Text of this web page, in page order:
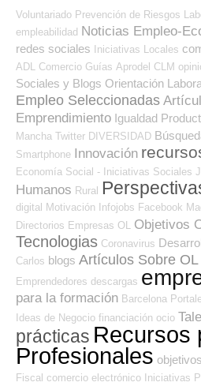
Voluntariado Prevención de Riesgos
empleabilidad Noticias Empleo-
redes sociales Iniciativas Locales
ADL Comercio Guías Aprodel CLM
Sociales y Blogs Orientación
Empleo Seleccionadas
Emprendimiento Igualdad
Mancha Twitter DIVERSIDAD
Smartphone Innovación
Economía Social - Iniciativas Sociales
Humanos Rural
digital Motivación Infojobs Facebook
Directorios Empresas OL Objetivos
Tecnologias Coronavirus
Carlos blogs Artículos Sobre OL
Emprendedores descargas
para la formación Barcelona
Ideas de Negocio financiación ocio
prácticas Recursos
Profesionales objetivos
Fiscal comercio electrónico Iniciativas